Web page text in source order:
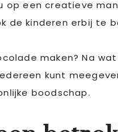
een creatieve
de kinderen erbij te
maken? Na
kunt
boodschap.